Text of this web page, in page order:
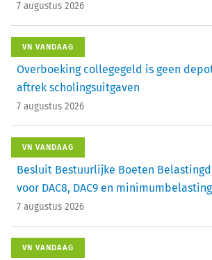
7 augustus 2026
VN VANDAAG
Overboeking collegegeld is geen
aftrek scholingsuitgaven
7 augustus 2026
VN VANDAAG
Besluit Bestuurlijke Boeten
voor DAC8, DAC9 en minimumbelasting
7 augustus 2026
VN VANDAAG